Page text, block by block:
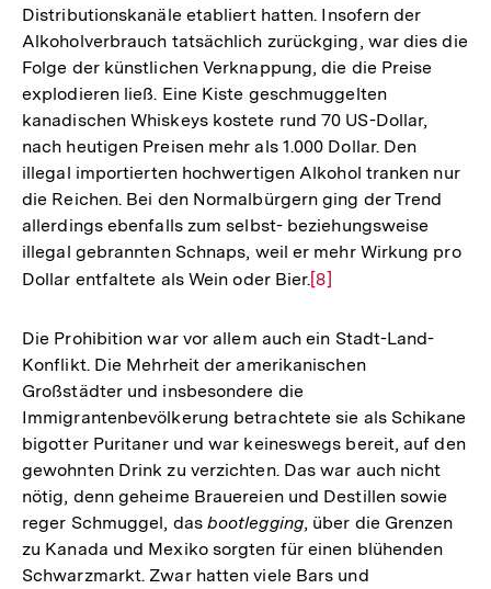
Distributionskanäle etabliert hatten. Insofern der
Alkoholverbrauch tatsächlich zurückging, war dies die
Folge der künstlichen Verknappung, die die Preise
explodieren ließ. Eine Kiste geschmuggelten
kanadischen Whiskeys kostete rund 70 US-Dollar,
nach heutigen Preisen mehr als 1.000 Dollar. Den
illegal importierten hochwertigen Alkohol tranken nur
die Reichen. Bei den Normalbürgern ging der Trend
allerdings ebenfalls zum selbst- beziehungsweise
illegal gebrannten Schnaps, weil er mehr Wirkung pro
Dollar entfaltete als Wein oder Bier.Zur
der
Fußnote
[8]
Die Prohibition war vor allem auch ein Stadt-Land-
Konflikt. Die Mehrheit der amerikanischen
Großstädter und insbesondere die
Immigrantenbevölkerung betrachtete sie als Schikane
bigotter Puritaner und war keineswegs bereit, auf den
gewohnten Drink zu verzichten. Das war auch nicht
nötig, denn geheime Brauereien und Destillen sowie
reger Schmuggel, das bootlegging, über die Grenzen
zu Kanada und Mexiko sorgten für einen blühenden
Schwarzmarkt. Zwar hatten viele Bars und